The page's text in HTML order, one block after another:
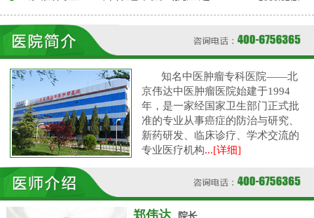
知名中医肿瘤专科医院——北
京伟达中医肿瘤医院始建于1994
年，是一家经国家卫生部门正式批
准的专业从事癌症的防治与研究、
新药研发、临床诊疗、学术交流的
专业医疗机构...[详细]